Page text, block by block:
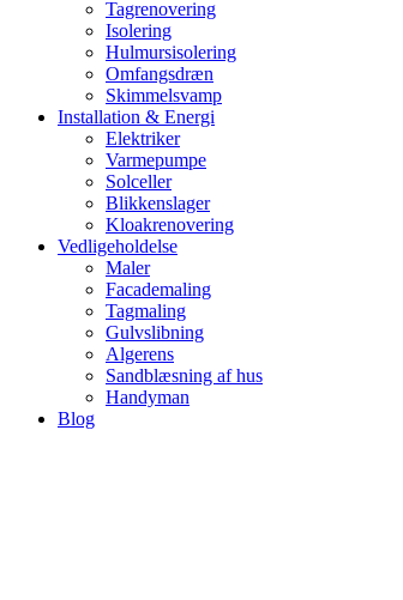
Tagrenovering
Isolering
Hulmursisolering
Omfangsdræn
Skimmelsvamp
Installation & Energi
Elektriker
Varmepumpe
Solceller
Blikkenslager
Kloakrenovering
Vedligeholdelse
Maler
Facademaling
Tagmaling
Gulvslibning
Algerens
Sandblæsning af hus
Handyman
Blog